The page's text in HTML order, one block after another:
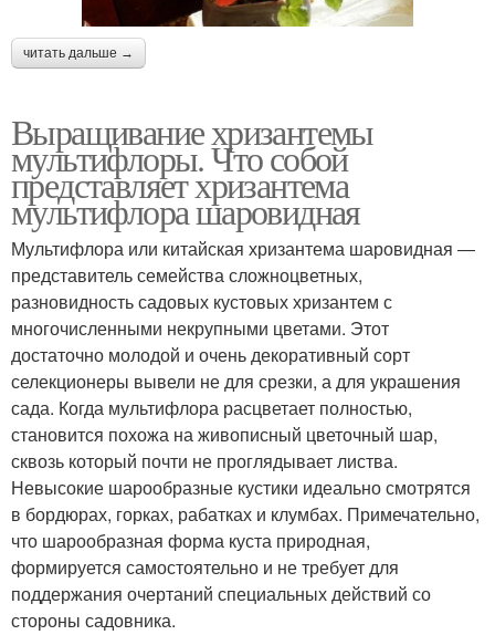
читать дальше →
Выращивание хризантемы
мультифлоры. Что собой
представляет хризантема
мультифлора шаровидная
Мультифлора или китайская хризантема шаровидная ―
представитель семейства сложноцветных,
разновидность садовых кустовых хризантем с
многочисленными некрупными цветами. Этот
достаточно молодой и очень декоративный сорт
селекционеры вывели не для срезки, а для украшения
сада. Когда мультифлора расцветает полностью,
становится похожа на живописный цветочный шар,
сквозь который почти не проглядывает листва.
Невысокие шарообразные кустики идеально смотрятся
в бордюрах, горках, рабатках и клумбах. Примечательно,
что шарообразная форма куста природная,
формируется самостоятельно и не требует для
поддержания очертаний специальных действий со
стороны садовника.